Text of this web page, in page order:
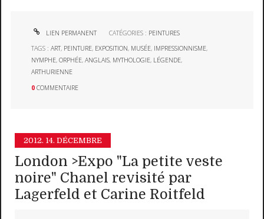
LIEN PERMANENT CATÉGORIES : PEINTURES
TAGS :ART, PEINTURE, EXPOSITION, MUSÉE, IMPRESSIONNISME,
NYMPHE,ORPHÉE,ANGLAIS, MYTHOLOGIE, LÉGENDE,
ARTHURIENNE
0 COMMENTAIRE
2012. 14. DÉCEMBRE
London >Expo "La petite veste
noire" Chanel revisité par
Lagerfeld et Carine Roitfeld